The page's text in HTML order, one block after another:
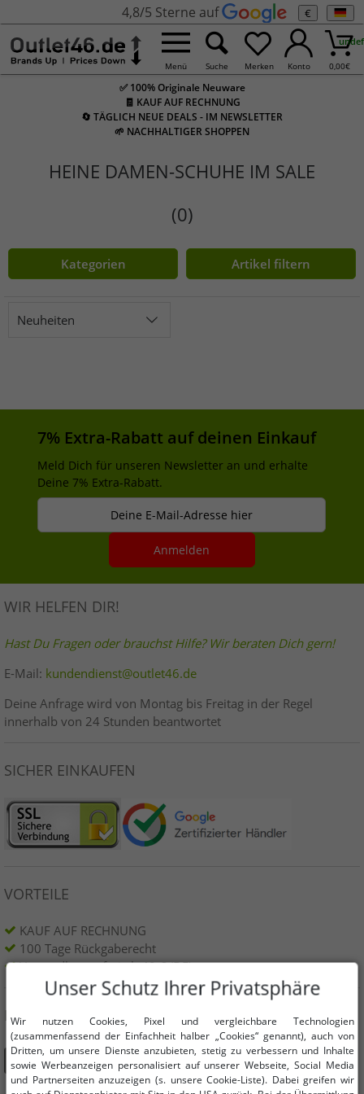
4,8/5 Sterne auf €
Menü Suche Merken Konto 0,00€
✅ 100% Originale Neuware
🧾 KAUF AUF RECHNUNG
🔄 TÄGLICH NEUE DEALS - IM NEWSLETTER
🌱 NACHHALTIGER SHOPPEN
HEINE DAMEN-SCHUHE IM SALE
(0)
Kategorien Artikel filtern
Neuheiten
7% Extra-Rabatt auf deinen Einkauf
Meld Dich für unseren Newsletter an und erhalte
Deine 7% Extra-Rabatt.
Deine E-Mail-Adresse hier
Anmelden
WIR HELFEN DIR!
Hast Du Fragen oder brauchst Hilfe? Wir beraten Dich gern!
E-Mail: kundendienst@outlet46.de
Deine Anfrage wird von Montag bis Freitag in der Regel
innerhalb von 24 Stunden beantwortet
SICHER EINKAUFEN
VORTEILE
KAUF AUF RECHNUNG
100 Tage Rückgaberecht
Versandkostenfrei ab 49 € (DE)
DU FINDEST UNS AUCH AUF
Unser Schutz Ihrer Privatsphäre
Wir nutzen Cookies, Pixel und vergleichbare Technologien
(zusammenfassend der Einfachheit halber „Cookies“ genannt), auch von
Dritten, um unsere Dienste anzubieten, stetig zu verbessern und Inhalte
sowie Werbeanzeigen personalisiert auf unserer Webseite, Social Media
und Partnerseiten anzuzeigen (s. unsere Cookie-Liste). Dabei greifen wir